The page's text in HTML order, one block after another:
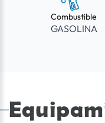
Combustible
GASOLINA